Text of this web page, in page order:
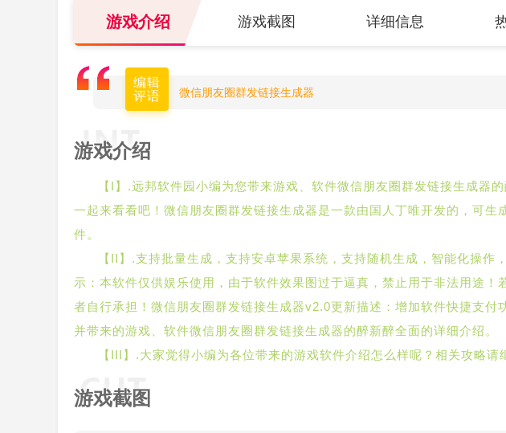
游戏介绍 游戏截图 详细信息
编辑
评语
微信朋友圈群发链接生成器
游戏介绍
【I】.远邦软件园小编为您带来游戏、软件微信朋友圈群发链接生成器
一起来看看吧！微信朋友圈群发链接生成器是一款由国人丁唯开发的，可生
件。
【II】.支持批量生成，支持安卓苹果系统，支持随机生成，智能化操作
示：本软件仅供娱乐使用，由于软件效果图过于逼真，禁止用于非法用途！
者自行承担！微信朋友圈群发链接生成器v2.0更新描述：增加软件快捷支付
并带来的游戏、软件微信朋友圈群发链接生成器的醉新醉全面的详细介绍。
【III】.大家觉得小编为各位带来的游戏软件介绍怎么样呢？相关攻略请
游戏截图